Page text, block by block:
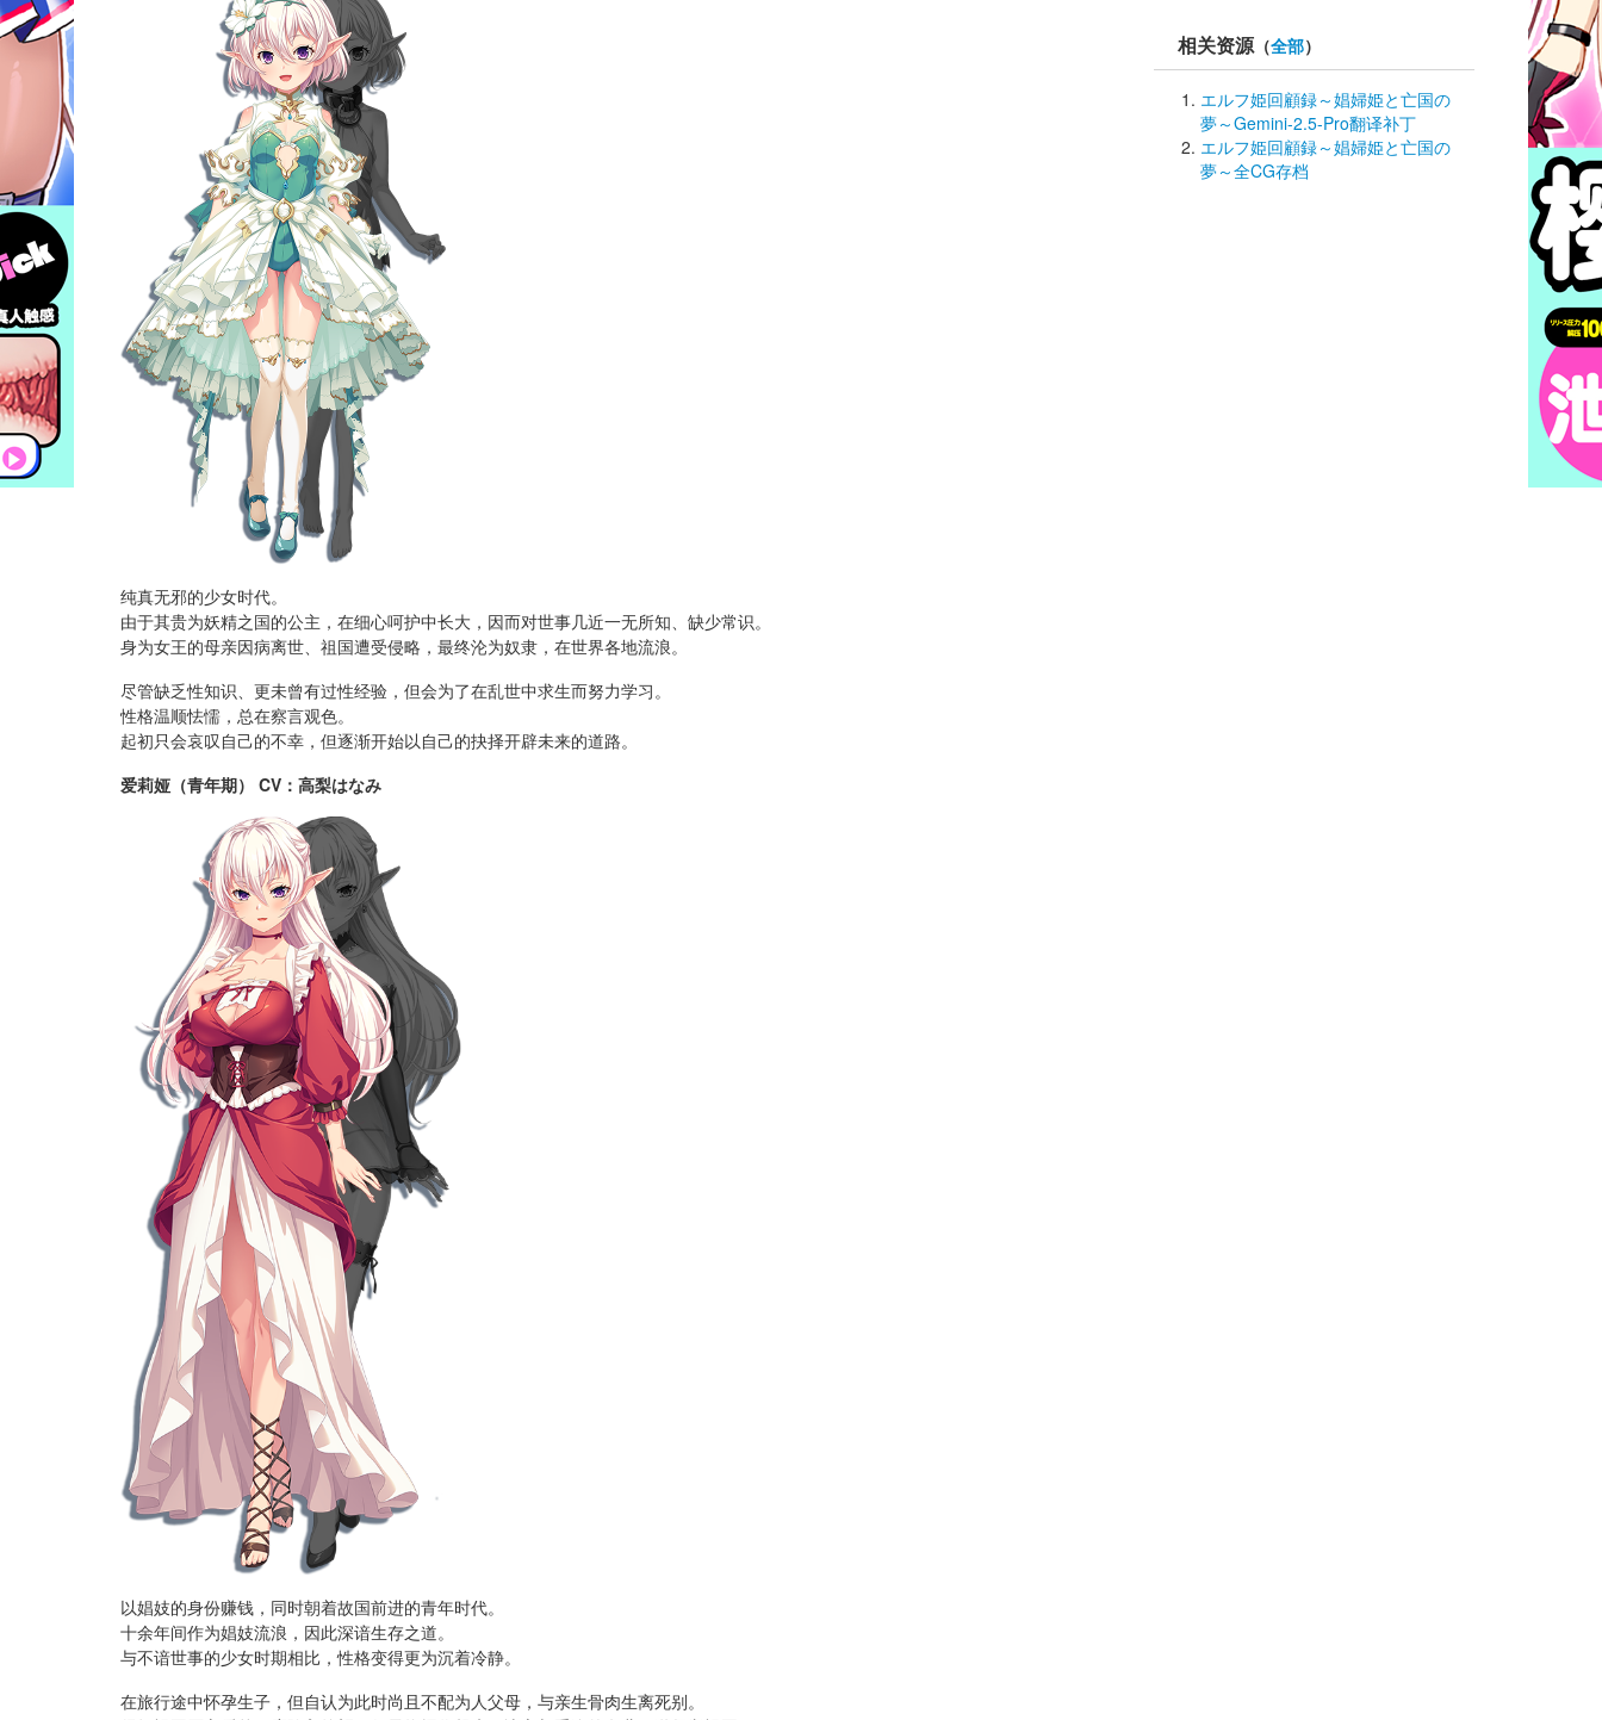
纯真无邪的少女时代。
由于其贵为妖精之国的公主，在细心呵护中长大，因而对世事几近一无所知、缺少常识。
身为女王的母亲因病离世、祖国遭受侵略，最终沦为奴隶，在世界各地流浪。
尽管缺乏性知识、更未曾有过性经验，但会为了在乱世中求生而努力学习。
性格温顺怯懦，总在察言观色。
起初只会哀叹自己的不幸，但逐渐开始以自己的抉择开辟未来的道路。
爱莉娅（青年期） CV：高梨はなみ
以娼妓的身份赚钱，同时朝着故国前进的青年时代。
十余年间作为娼妓流浪，因此深谙生存之道。
与不谙世事的少女时期相比，性格变得更为沉着冷静。
在旅行途中怀孕生子，但自认为此时尚且不配为人父母，与亲生骨肉生离死别。
相关资源 （全部）
エルフ姫回顧録～娼婦姫と亡国の
夢～Gemini-2.5-Pro翻译补丁
エルフ姫回顧録～娼婦姫と亡国の
夢～全CG存档